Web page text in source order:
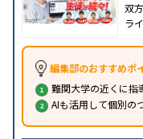
双
ラ
編集部のおすすめポ
難関大学の近くに指
AIも活用して個別の